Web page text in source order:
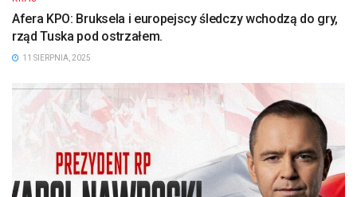
Afera KPO: Bruksela i europejscy śledczy wchodzą do gry,
rząd Tuska pod ostrzałem.
11 SIERPNIA, 2025